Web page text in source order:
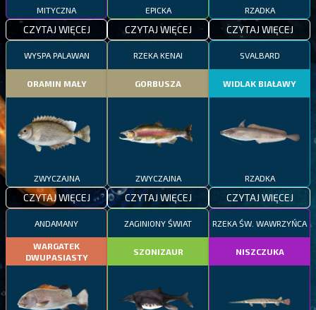
MITYCZNA
CZYTAJ WIĘCEJ
EPICKA
CZYTAJ WIĘCEJ
RZADKA
CZYTAJ WIĘCEJ
WYSPA PALAWAN
ORAMIN MAŁY
ZWYCZAJNA
CZYTAJ WIĘCEJ
RZEKA KENAI
GORBUSZA
ZWYCZAJNA
CZYTAJ WIĘCEJ
SVALBARD
WIDLAK BIAŁAWY
RZADKA
CZYTAJ WIĘCEJ
ANDAMANY
WARGATEK
DWUPASIASTY
ZAGINIONY ŚWIAT
SZONIZAUR
RZEKA ŚW. WAWRZYŃCA
NISZCZUKA